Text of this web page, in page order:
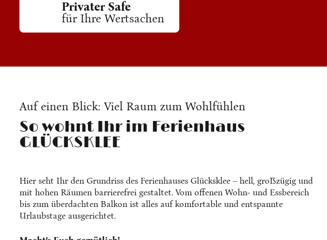
Privater Safe
für Ihre Wertsachen
Auf einen Blick: Viel Raum zum Wohlfühlen
So wohnt Ihr im Ferienhaus
GLÜCKSKLEE
Hier seht Ihr den Grundriss des Ferienhauses Glücksklee – hell, großzügig und
mit hohen Räumen barrierefrei gestaltet. Vom offenen Wohn- und Essbereich
bis zum überdachten Balkon ist alles auf komfortable und entspannte
Urlaubstage ausgerichtet.